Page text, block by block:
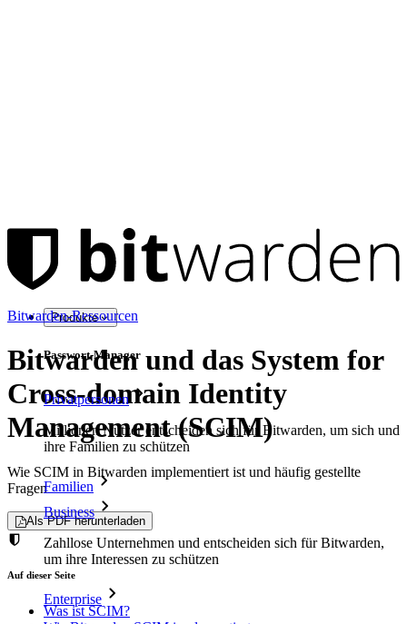
Produkte
Passwort-Manager
Privatpersonen
Millionen Nutzer entscheiden sich für Bitwarden, um sich und
ihre Familien zu schützen
Familien
Business
Zahllose Unternehmen und entscheiden sich für Bitwarden,
um ihre Interessen zu schützen
Enterprise
Bitwarden-Ressourcen
Bitwarden und das System for
Cross-domain Identity
Management (SCIM)
Wie SCIM in Bitwarden implementiert ist und häufig gestellte
Fragen
Als PDF herunterladen
Auf dieser Seite
Was ist SCIM?